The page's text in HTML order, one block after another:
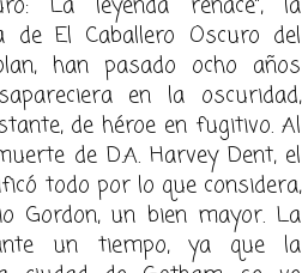
de El Caballero Oscuro del
han pasado ocho años
en la oscuridad,
de héroe en fugitivo. Al
de D.A. Harvey Dent, el
todo por lo que considera,
Gordon, un bien mayor. La
un tiempo, ya que la